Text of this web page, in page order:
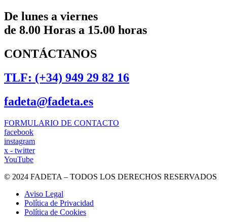
De lunes a viernes
de 8.00 Horas a 15.00 horas
CONTÁCTANOS
TLF: (+34) 949 29 82 16
fadeta@fadeta.es
FORMULARIO DE CONTACTO
facebook
instagram
x - twitter
YouTube
© 2024 FADETA – TODOS LOS DERECHOS RESERVADOS
Aviso Legal
Política de Privacidad
Política de Cookies